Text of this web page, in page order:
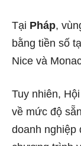
Tại Pháp,
bằng tiền số
Nice và
Tuy nhiên,
về mức độ
doanh nghiệp